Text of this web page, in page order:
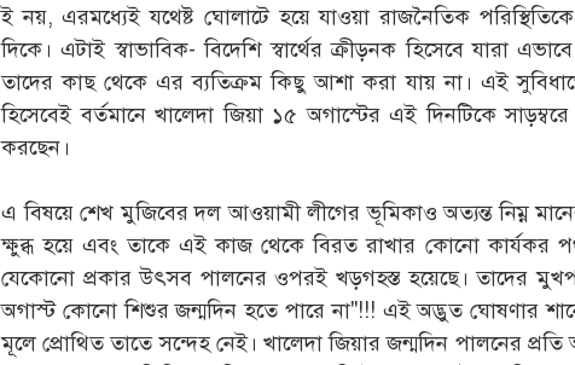
ই নয়, এরমধ্যেই যথেষ্ট ঘোলাটে হয়ে যাওয়া রাজনৈতিক
দিকে। এটাই স্বাভাবিক- বিদেশি স্বার্থের ক্রীড়নক হিসেবে যারা
তাদের কাছ থেকে এর ব্যতিক্রম কিছু আশা করা যায় না। এই
হিসেবেই বর্তমানে খালেদা জিয়া ১৫ অগাস্টের এই দিনটিকে
করছেন।
এ বিষয়ে শেখ মুজিবের দল আওয়ামী লীগের ভূমিকাও অত্যন্ত নিম্ন
ক্ষুব্ধ হয়ে এবং তাকে এই কাজ থেকে বিরত রাখার কোনো কার্যকর
যেকোনো প্রকার উৎসব পালনের ওপরই খড়গহস্ত হয়েছে। তাদের
অগাস্ট কোনো শিশুর জন্মদিন হতে পারে না"!!! এই অদ্ভুত ঘোষণার শানে
মূলে প্রোথিত তাতে সন্দেহ নেই। খালেদা জিয়ার জন্মদিন পালনের